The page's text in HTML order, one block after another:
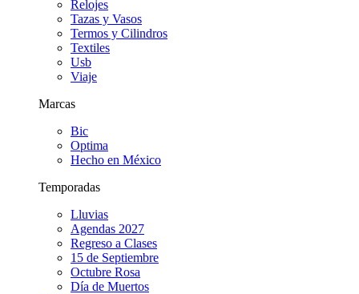
Relojes
Tazas y Vasos
Termos y Cilindros
Textiles
Usb
Viaje
Marcas
Bic
Optima
Hecho en México
Temporadas
Lluvias
Agendas 2027
Regreso a Clases
15 de Septiembre
Octubre Rosa
Día de Muertos